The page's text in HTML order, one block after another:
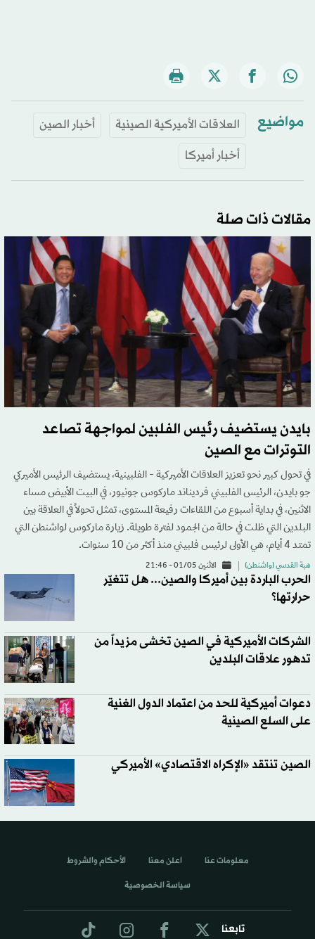
مواضيع العلاقات الأميركية الصينية
أخبار الصين
أخبار أميركا
مقالات ذات صلة
بايدن يستضيف رئيس الفلبين لمواجهة تصاعد
التوترات مع الصين
في تحول كبير نحو تعزيز العلاقات الأميركية - الفلبينية، يستضيف الرئيس الأميركي
جو بايدن، الرئيس الفلبيني فرديناند ماركوس جونيور، في البيت الأبيض مساء
الاثنين، في بداية أسبوع من اللقاءات رفيعة المستوى، تمثل تحولاً في العلاقة بين
البلدين التي ظلت في حالة من الجمود لفترة طويلة. زيارة ماركوس لواشنطن التي
تمتد 4 أيام، هي الأولى لرئيس فلبيني منذ أكثر من 10 سنوات.
هبة القدسي (واشنطن) الاثنين 01/05 - 21:46
الحرب الباردة بين أميركا والصين... هل تتغيّر
حرارتها؟
الشركات الأميركية في الصين تخشى مزيداً من
تدهور علاقات البلدين
دعوات أميركية للحد من اعتماد الدول الغنية
على السلع الصينية
الصين تنتقد «الإكراه الاقتصادي» الأميركي
تابعنا
معلومات عنا اعلن معنا الأحكام والشروط
سياسة الخصوصية